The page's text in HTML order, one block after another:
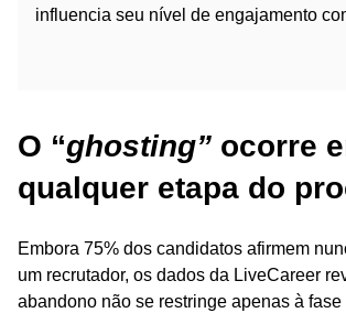
influencia seu nível de engajamento
O “ghosting” ocorre
qualquer etapa do
Embora 75% dos candidatos afirmem
um recrutador, os dados da LiveCareer
abandono não se restringe apenas à